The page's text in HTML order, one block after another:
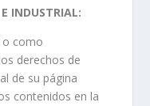
INDUSTRIAL:
o como
derechos de
de su página
contenidos en la